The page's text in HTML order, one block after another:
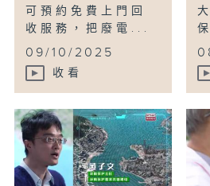
可預約免費上門回
收服務，把廢電...
09/10/2025
收看